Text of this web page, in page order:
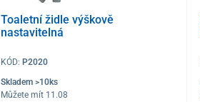
Toaletní židle výškově
nastavitelná
KÓD: P2020
Skladem >10ks
Můžete mít 11.08